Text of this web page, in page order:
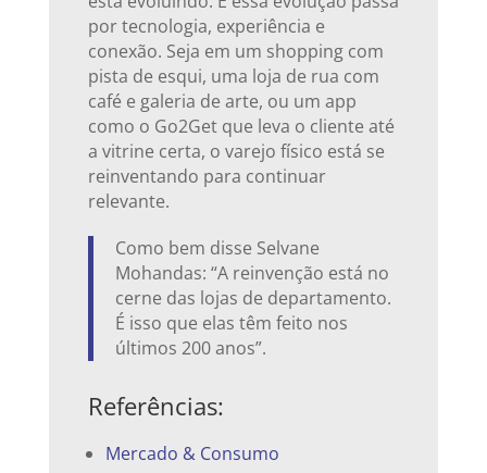
por tecnologia, experiência e
conexão. Seja em um shopping com
pista de esqui, uma loja de rua com
café e galeria de arte, ou um app
como o Go2Get que leva o cliente até
a vitrine certa, o varejo físico está se
reinventando para continuar
relevante.
Como bem disse Selvane
Mohandas: “A reinvenção está no
cerne das lojas de departamento.
É isso que elas têm feito nos
últimos 200 anos”.
Referências:
Mercado & Consumo